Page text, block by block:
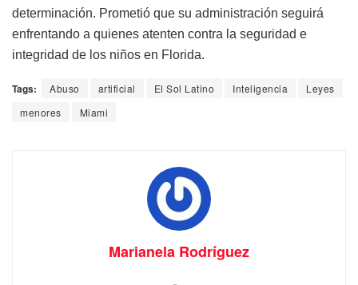
determinación. Prometió que su administración seguirá
enfrentando a quienes atenten contra la seguridad e
integridad de los niños en Florida.
Tags: Abuso artificial El Sol Latino Inteligencia
Leyes
menores
Miami
Marianela Rodríguez